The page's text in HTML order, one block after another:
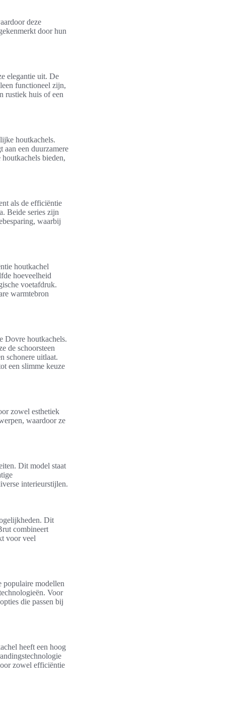
deze
door hun
elegantie uit. De
functioneel zijn,
rustiek huis of een
houtkachels.
een duurzamere
bieden,
als de efficiëntie
Beide series zijn
waarbij
houtkachel
hoeveelheid
voetafdruk.
warmtebron
Dovre houtkachels.
de schoorsteen
schonere uitlaat.
een slimme keuze
zowel esthetiek
waardoor ze
Dit model staat
interieurstijlen.
Dit
combineert
voor veel
modellen
Voor
die passen bij
heeft een hoog
zowel efficiëntie